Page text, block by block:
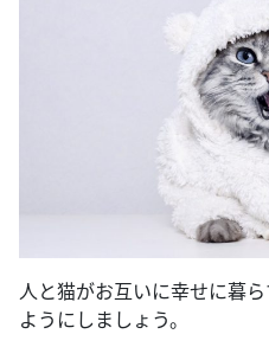
人と猫がお互いに幸せに暮
ようにしましょう。